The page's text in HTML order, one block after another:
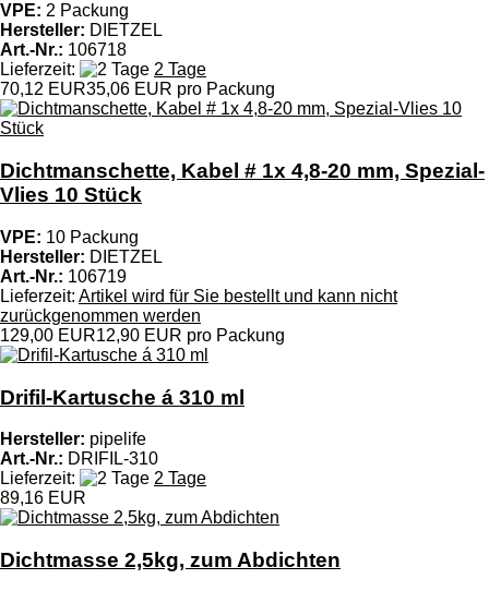
VPE: 2 Packung
Hersteller: DIETZEL
Art.-Nr.: 106718
Lieferzeit:
2 Tage
70,12 EUR35,06 EUR pro Packung
Dichtmanschette, Kabel # 1x 4,8-20 mm, Spezial-
Vlies 10 Stück
VPE: 10 Packung
Hersteller: DIETZEL
Art.-Nr.: 106719
Lieferzeit: Artikel wird für Sie bestellt und kann nicht
zurückgenommen werden
129,00 EUR12,90 EUR pro Packung
Drifil-Kartusche á 310 ml
Hersteller: pipelife
Art.-Nr.: DRIFIL-310
Lieferzeit:
2 Tage
89,16 EUR
Dichtmasse 2,5kg, zum Abdichten